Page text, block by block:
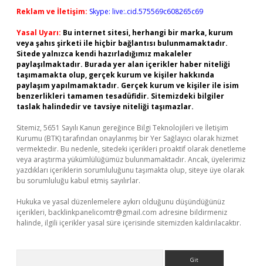
Reklam ve İletişim: Skype: live:.cid.575569c608265c69
Yasal Uyarı: Bu internet sitesi, herhangi bir marka, kurum
veya şahıs şirketi ile hiçbir bağlantısı bulunmamaktadır.
Sitede yalnızca kendi hazırladığımız makaleler
paylaşılmaktadır. Burada yer alan içerikler haber niteliği
taşımamakta olup, gerçek kurum ve kişiler hakkında
paylaşım yapılmamaktadır. Gerçek kurum ve kişiler ile isim
benzerlikleri tamamen tesadüfidir. Sitemizdeki bilgiler
taslak halindedir ve tavsiye niteliği taşımazlar.
Sitemiz, 5651 Sayılı Kanun gereğince Bilgi Teknolojileri ve İletişim
Kurumu (BTK) tarafından onaylanmış bir Yer Sağlayıcı olarak hizmet
vermektedir. Bu nedenle, sitedeki içerikleri proaktif olarak denetleme
veya araştırma yükümlülüğümüz bulunmamaktadır. Ancak, üyelerimiz
yazdıkları içeriklerin sorumluluğunu taşımakta olup, siteye üye olarak
bu sorumluluğu kabul etmiş sayılırlar.
Hukuka ve yasal düzenlemelere aykırı olduğunu düşündüğünüz
içerikleri, backlinkpanelicomtr@gmail.com adresine bildirmeniz
halinde, ilgili içerikler yasal süre içerisinde sitemizden kaldırılacaktır.